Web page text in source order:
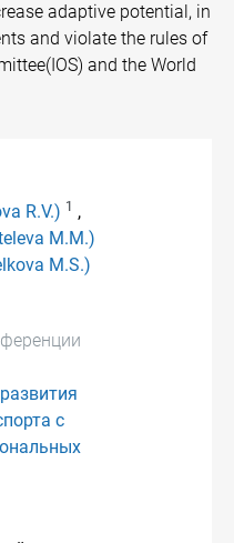
adaptive potential, in
and violate the rules of
and the World
R.V.) 1
,
M.M.)
M.S.)
с